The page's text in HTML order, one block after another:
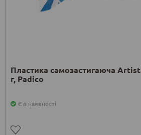
Пластика самозастигаюча
г, Padico
Є в наявності